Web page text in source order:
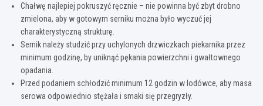
Chałwę najlepiej pokruszyć ręcznie – nie powinna być zbyt drobno
zmielona, aby w gotowym serniku można było wyczuć jej
charakterystyczną strukturę.
Sernik należy studzić przy uchylonych drzwiczkach piekarnika przez
minimum godzinę, by uniknąć pękania powierzchni i gwałtownego
opadania.
Przed podaniem schłodzić minimum 12 godzin w lodówce, aby masa
serowa odpowiednio stężała i smaki się przegryzły.